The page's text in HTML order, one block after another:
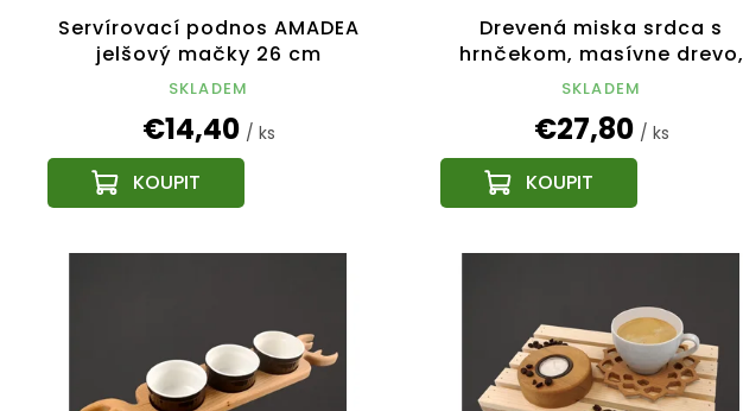
Servírovací podnos AMADEA
jelšový mačky 26 cm
SKLADEM
€14,40 / ks
Drevená miska srdca s
hrnčekom, masívne drevo,
rozmer 17 x 15,5 cm, český
SKLADEM
€27,80 / ks